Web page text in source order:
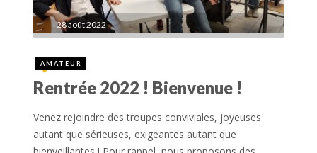
28 août 2022
AMATEUR
Rentrée 2022 ! Bienvenue !
Venez rejoindre des troupes conviviales, joyeuses
autant que sérieuses, exigeantes autant que